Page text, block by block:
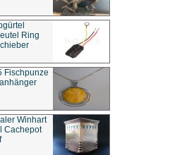
Ring
Fischpunze
Winhart
Cachepot